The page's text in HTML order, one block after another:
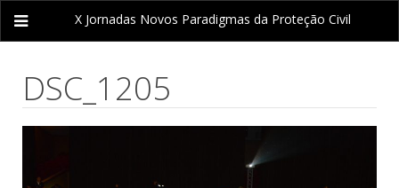
X Jornadas Novos Paradigmas da Proteção Civil
DSC_1205